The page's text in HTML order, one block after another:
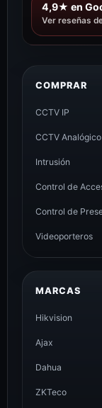
4,9★ en
Ver reseñas
COMPRAR
CCTV IP
CCTV Analógico
Intrusión
Control de
Control de
Videoporteros
MARCAS
Hikvision
Ajax
Dahua
ZKTeco